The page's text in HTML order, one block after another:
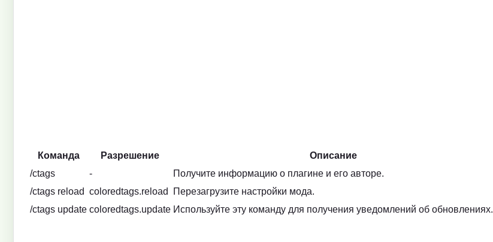
Команда Разрешение
Описание
/ctags
-
Получите информацию о плагине и его авторе.
/ctags reload coloredtags.reload
Перезагрузите настройки мода.
/ctags update coloredtags.update Используйте эту команду для получения уведомлений об обновлениях.